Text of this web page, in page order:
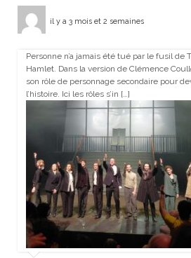
il y a 3 mois et 2 semaines
Personne n’a jamais été tué par le fusil de
Hamlet. Dans la version de Clémence
son rôle de personnage secondaire pour
l’histoire. Ici les rôles s’in […]